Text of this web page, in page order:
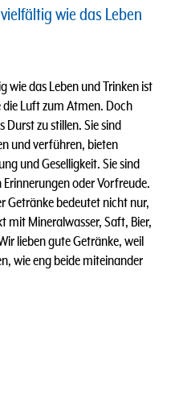
wie das Leben
wie das Leben und Trinken ist
die Luft zum Atmen. Doch
Durst zu stillen. Sie sind
und verführen, bieten
und Geselligkeit. Sie sind
oder Vorfreude.
Getränke bedeutet nicht nur,
mit Mineralwasser, Saft, Bier,
lieben gute Getränke, weil
wie eng beide miteinander